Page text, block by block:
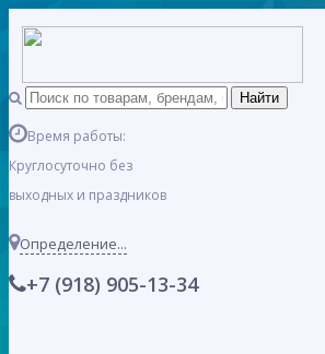
Время работы:
Круглосуточно без
выходных и праздников
Определение...
+7 (918) 905-13-34